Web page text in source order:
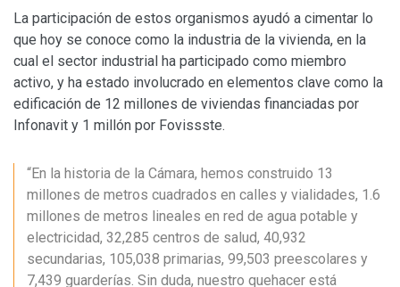
La participación de estos organismos ayudó a cimentar lo
que hoy se conoce como la industria de la vivienda, en la
cual el sector industrial ha participado como miembro
activo, y ha estado involucrado en elementos clave como la
edificación de 12 millones de viviendas financiadas por
Infonavit y 1 millón por Fovissste.
“En la historia de la Cámara, hemos construido 13
millones de metros cuadrados en calles y vialidades, 1.6
millones de metros lineales en red de agua potable y
electricidad, 32,285 centros de salud, 40,932
secundarias, 105,038 primarias, 99,503 preescolares y
7,439 guarderías. Sin duda, nuestro quehacer está